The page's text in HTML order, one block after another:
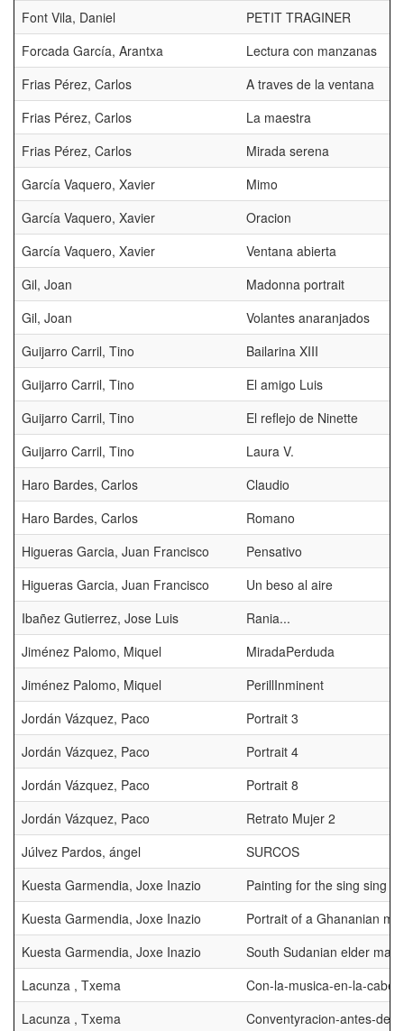
Font Vila, Daniel
PETIT TRAGINER
Forcada García, Arantxa
Lectura con manzanas
Frias Pérez, Carlos
A traves de la ventana
Frias Pérez, Carlos
La maestra
Frias Pérez, Carlos
Mirada serena
García Vaquero, Xavier
Mimo
García Vaquero, Xavier
Oracion
García Vaquero, Xavier
Ventana abierta
Gil, Joan
Madonna portrait
Gil, Joan
Volantes anaranjados
Guijarro Carril, Tino
Bailarina XIII
Guijarro Carril, Tino
El amigo Luis
Guijarro Carril, Tino
El reflejo de Ninette
Guijarro Carril, Tino
Laura V.
Haro Bardes, Carlos
Claudio
Haro Bardes, Carlos
Romano
Higueras Garcia, Juan Francisco
Pensativo
Higueras Garcia, Juan Francisco
Un beso al aire
Ibañez Gutierrez, Jose Luis
Rania...
Jiménez Palomo, Miquel
MiradaPerduda
Jiménez Palomo, Miquel
PerillInminent
Jordán Vázquez, Paco
Portrait 3
Jordán Vázquez, Paco
Portrait 4
Jordán Vázquez, Paco
Portrait 8
Jordán Vázquez, Paco
Retrato Mujer 2
Júlvez Pardos, ángel
SURCOS
Kuesta Garmendia, Joxe Inazio
Painting for the sing sing
Kuesta Garmendia, Joxe Inazio
Portrait of a Ghananian
Kuesta Garmendia, Joxe Inazio
South Sudanian elder man
Lacunza , Txema
Con-la-musica-en-la-
Lacunza , Txema
Conventyracion-antes-de-